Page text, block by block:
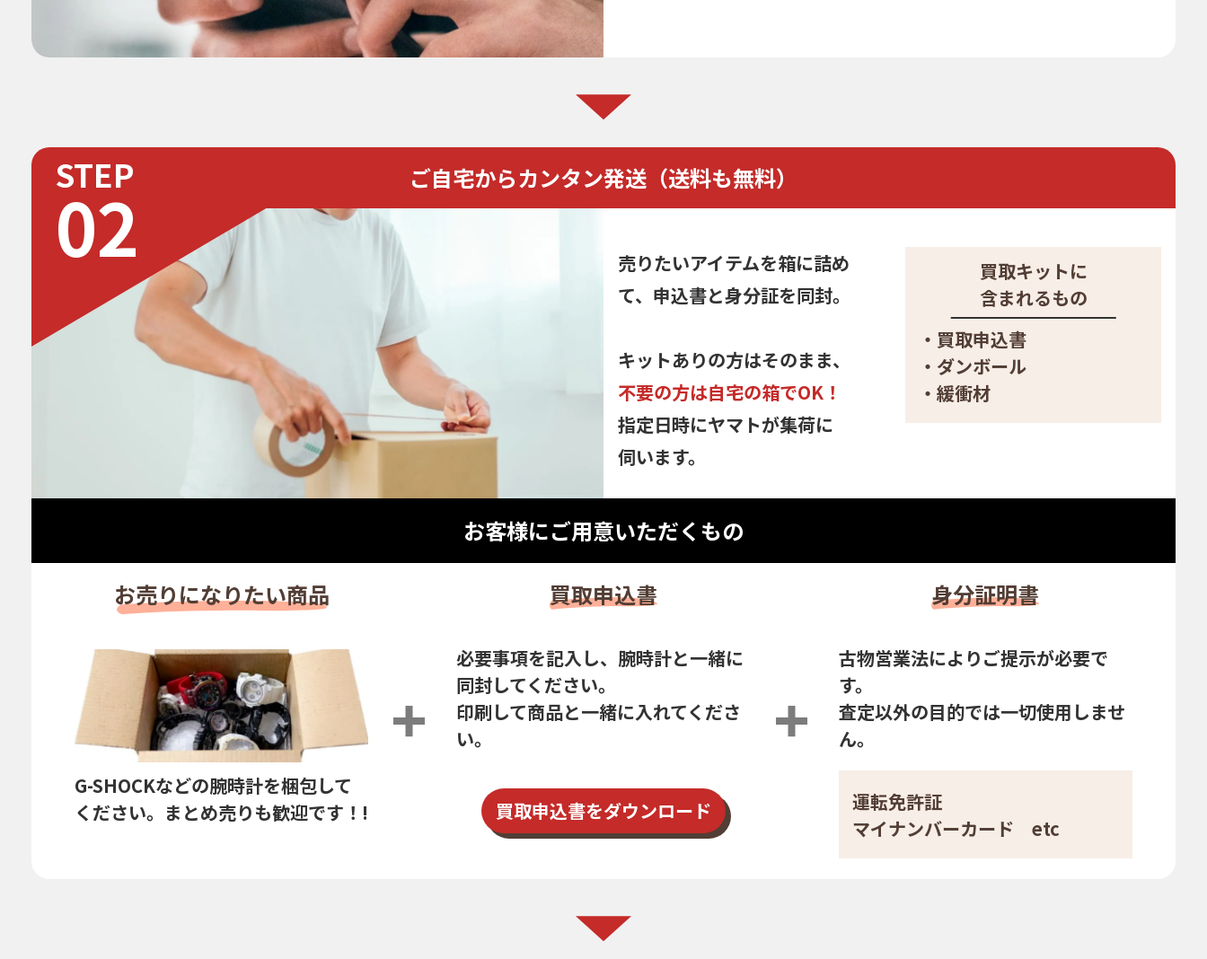
STEP
02 ご自宅からカンタン発送 （送料も無料）
売りたいアイテムを箱に詰め
て、申込書と身分証を同封。
キットありの方はそのまま、
不要の方は自宅の箱でOK！
指定日時にヤマトが集荷に
伺います。
買取キットに
含まれるもの
・買取申込書
・ダンボール
・緩衝材
お客様にご用意いただくもの
お売りになりたい商品
G-SHOCKなどの腕時計を梱包して
ください。まとめ売りも歓迎です！!
買取申込書
必要事項を記入し、腕時計と一緒に
同封してください。
印刷して商品と一緒に入れてくださ
い。
買取申込書をダウンロード
身分証明書
古物営業法によりご提示が必要で
す。
査定以外の目的では一切使用しませ
ん。
運転免許証
マイナンバーカード etc